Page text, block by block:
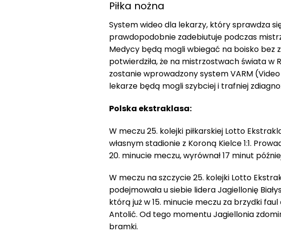
Piłka nożna
System wideo dla lekarzy, który sprawdza
prawdopodobnie zadebiutuje podczas
Medycy będą mogli wbiegać na boisko bez
potwierdziła, że na mistrzostwach świata w
zostanie wprowadzony system VARM
lekarze będą mogli szybciej i trafniej
Polska ekstraklasa:
W meczu 25. kolejki piłkarskiej Lotto
własnym stadionie z Koroną Kielce 1:1.
20. minucie meczu, wyrównał 17 minut
W meczu na szczycie 25. kolejki Lotto
podejmowała u siebie lidera Jagiellonię
którą już w 15. minucie meczu za brzydki
Antolić. Od tego momentu Jagiellonia
bramki.